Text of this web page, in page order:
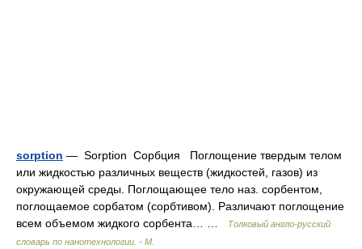
sorption — Sorption Сорбция Поглощение твердым телом
или жидкостью различных веществ (жидкостей, газов) из
окружающей среды. Поглощающее тело наз. сорбентом,
поглощаемое сорбатом (сорбтивом). Различают поглощение
всем объемом жидкого сорбента… …
Толковый англо-русский
словарь по нанотехнологии. - М.